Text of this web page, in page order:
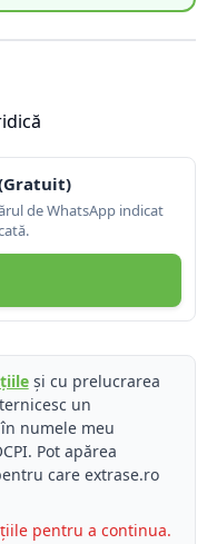
de WhatsApp indicat
și cu prelucrarea
un
numele meu
Pot apărea
care extrase.ro
pentru a continua.